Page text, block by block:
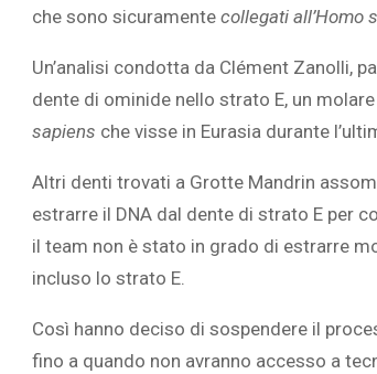
che sono sicuramente collegati all’Homo
Un’analisi condotta da Clément Zanolli,
dente di ominide nello strato E, un
sapiens che visse in Eurasia durante
Altri denti trovati a Grotte Mandrin
estrarre il DNA dal dente di strato E per
il team non è stato in grado di estrarre
incluso lo strato E.
Così hanno deciso di sospendere il
fino a quando non avranno accesso a